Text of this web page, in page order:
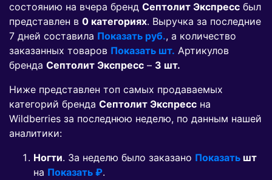
состоянию на вчера бренд Септолит Экспресс был
представлен в 0 категориях. Выручка за последние
7 дней составила Показать руб., а количество
заказанных товаров Показать шт. Артикулов
бренда Септолит Экспресс – 3 шт.
Ниже представлен топ самых продаваемых
категорий бренда Септолит Экспресс на
Wildberries за последнюю неделю, по данным нашей
аналитики:
Ногти. За неделю было заказано Показать шт
на Показать ₽.